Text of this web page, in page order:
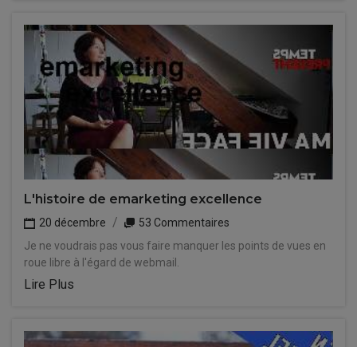
L'histoire de emarketing excellence
20 décembre
53 Commentaires
Je ne voudrais pas vous faire manquer les points de vues en
roue libre à l'égard de webmail.
Lire Plus